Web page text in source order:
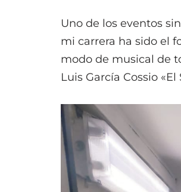
Uno de los eventos
mi carrera ha sido el
modo de musical de
Luis García Cossio